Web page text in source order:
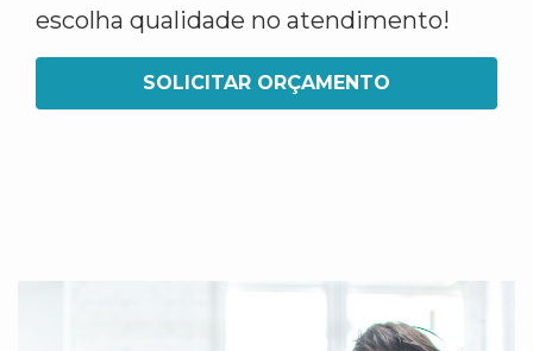
escolha qualidade no atendimento!
SOLICITAR ORÇAMENTO